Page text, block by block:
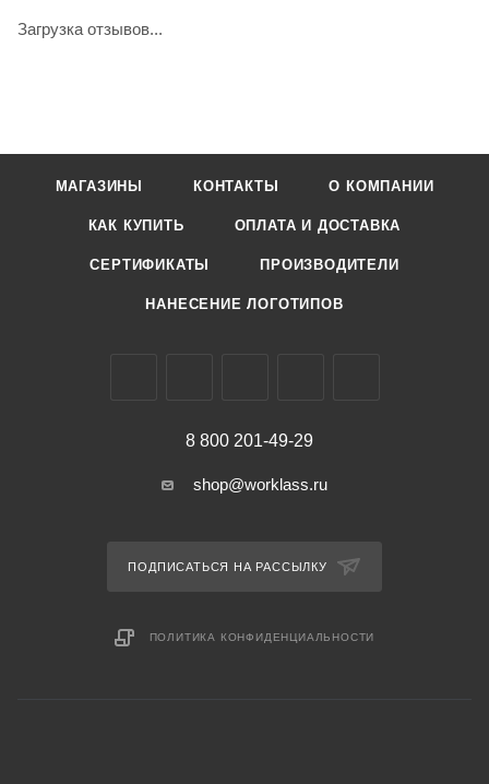
Загрузка отзывов...
МАГАЗИНЫ КОНТАКТЫ О КОМПАНИИ
КАК КУПИТЬ ОПЛАТА И ДОСТАВКА
СЕРТИФИКАТЫ ПРОИЗВОДИТЕЛИ
НАНЕСЕНИЕ ЛОГОТИПОВ
8 800 201-49-29
shop@worklass.ru
ПОДПИСАТЬСЯ НА РАССЫЛКУ
ПОЛИТИКА КОНФИДЕНЦИАЛЬНОСТИ